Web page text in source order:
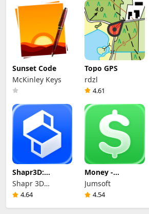
Sunset Code
McKinley Keys
Topo GPS
rdzl
4.61
Shapr3D:
Modelado CAD
Shapr 3D
Zartkoruen
4.64
Money -
Presupuesto y
Gastos
Jumsoft
4.54